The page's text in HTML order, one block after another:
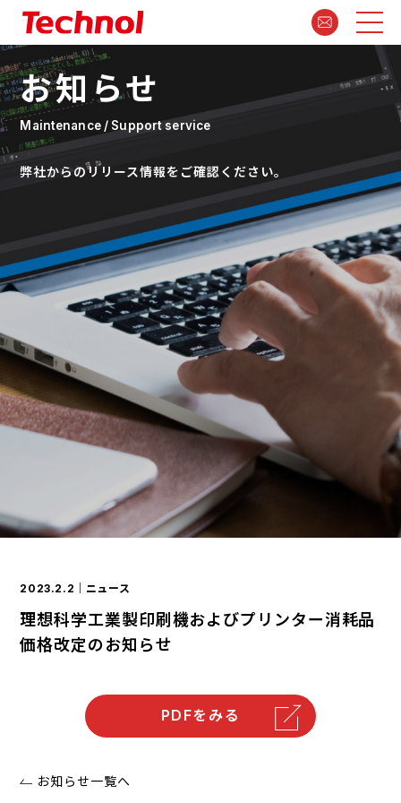
お知らせ
Maintenance / Support service
弊社からのリリース情報をご確認ください。
2023.2.2 ｜ニュース
理想科学工業製印刷機およびプリンター消耗品
価格改定のお知らせ
PDFをみる
お知らせ一覧へ